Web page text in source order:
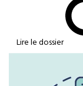
Lire le dossier